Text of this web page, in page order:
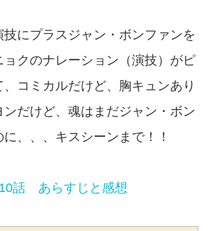
技にプラスジャン・ボンファンを
クのナレーション（演技）がピ
、コミカルだけど、胸キュンあり
だけど、魂はまだジャン・ボン
、、、キスシーンまで！！
話 あらすじと感想